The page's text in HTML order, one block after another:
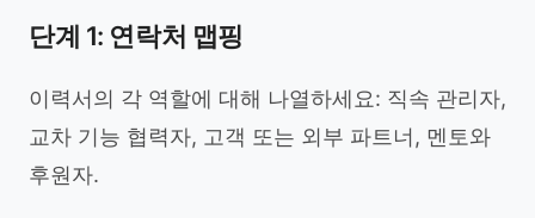
단계 1: 연락처 맵핑
이력서의 각 역할에 대해 나열하세요: 직속 관리자,
교차 기능 협력자, 고객 또는 외부 파트너, 멘토와
후원자.